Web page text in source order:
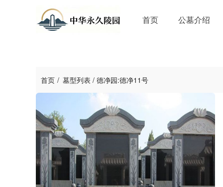
首页 公墓介绍
首页 墓型列表 / 德净园:德净11号